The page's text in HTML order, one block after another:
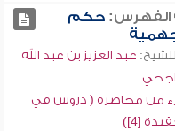
الفهرس:حكم
للشيخ: عبد العزيز بن عبد الله
من محاضرة ( دروس في
[4])